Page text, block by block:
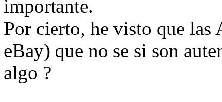
importante.
Por cierto, he visto que las
eBay) que no se si son
algo ?